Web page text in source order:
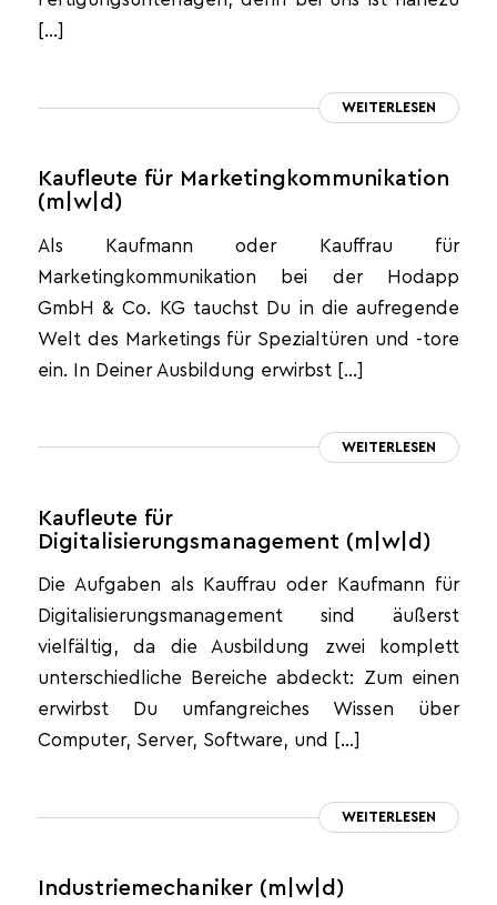
[…]
WEITERLESEN
Kaufleute für Marketingkommunikation
(m|w|d)
Als Kaufmann oder Kauffrau für
Marketingkommunikation bei der Hodapp
GmbH & Co. KG tauchst Du in die aufregende
Welt des Marketings für Spezialtüren und -tore
ein. In Deiner Ausbildung erwirbst […]
WEITERLESEN
Kaufleute für
Digitalisierungsmanagement (m|w|d)
Die Aufgaben als Kauffrau oder Kaufmann für
Digitalisierungsmanagement sind äußerst
vielfältig, da die Ausbildung zwei komplett
unterschiedliche Bereiche abdeckt: Zum einen
erwirbst Du umfangreiches Wissen über
Computer, Server, Software, und […]
WEITERLESEN
Industriemechaniker (m|w|d)